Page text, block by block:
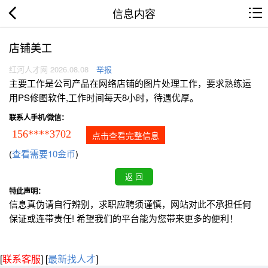
信息内容
店铺美工
红河人才网 2026.08.08 举报
主要工作是公司产品在网络店铺的图片处理工作，要求熟练运
用PS修图软件,工作时间每天8小时，待遇优厚。
联系人手机/微信：
156****3702 点击查看完整信息
(查看需要10金币)
特此声明：
信息真伪请自行辨别，求职应聘须谨慎，网站对此不承担任何
保证或连带责任! 希望我们的平台能为您带来更多的便利！
[联系客服] [最新找人才]